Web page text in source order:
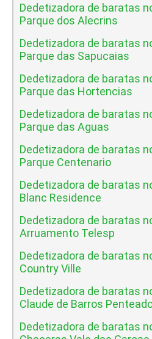
Dedetizadora de baratas
Parque dos Alecrins
Dedetizadora de baratas
Parque das Sapucaias
Dedetizadora de baratas
Parque das Hortencias
Dedetizadora de baratas
Parque das Aguas
Dedetizadora de baratas
Parque Centenario
Dedetizadora de baratas
Blanc Residence
Dedetizadora de baratas
Arruamento Telesp
Dedetizadora de baratas
Country Ville
Dedetizadora de baratas
Claude de Barros
Dedetizadora de baratas